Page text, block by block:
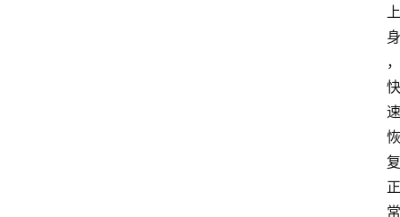
上
身
，
快
速
恢
复
正
常